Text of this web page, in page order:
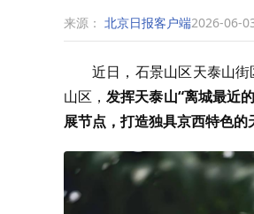
来源： 北京日报客户端2026-06-
近日，石景山区天泰山
山区，发挥天泰山“离城最近
展节点，打造独具京西特色的